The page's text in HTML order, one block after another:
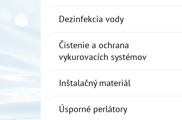
Dezinfekcia vody
Čistenie a ochrana
vykurovacích systémov
Inštalačný materiál
Úsporné perlátory